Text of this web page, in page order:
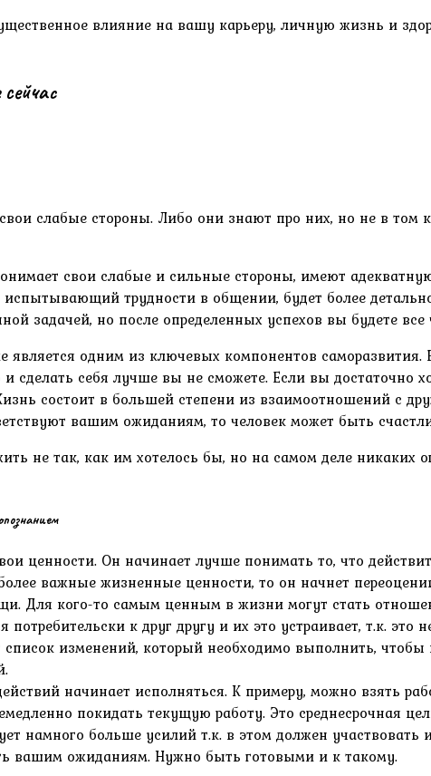
влияние на вашу карьеру, личную жизнь и
слабые стороны. Либо они знают про них, но не в том
свои слабые и сильные стороны, имеют
испытывающий трудности в общении, будет более
задачей, но после определенных успехов вы будете
является одним из ключевых компонентов
сделать себя лучше вы не сможете. Если вы достаточно
состоит в большей степени из взаимоотношений с
вашим ожиданиям, то человек может быть
не так, как им хотелось бы, но на самом деле никаких
ценности. Он начинает лучше понимать то, что
важные жизненные ценности, то он начнет
Для кого-то самым ценным в жизни могут стать
к друг другу и их это устраивает, т.к. это
изменений, который необходимо выполнить, чтобы
начинает исполняться. К примеру, можно взять
покидать текущую работу. Это среднесрочная
намного больше усилий т.к. в этом должен
вашим ожиданиям. Нужно быть готовыми и к такому.